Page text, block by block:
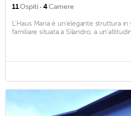
11Ospiti · 4Camere
L'Haus Maria è un'elegante struttura
familiare situata a Silandro, a